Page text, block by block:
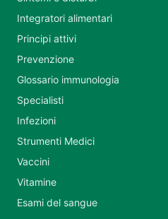
Integratori alimentari
Principi attivi
Prevenzione
Glossario immunologia
Specialisti
Infezioni
Strumenti Medici
Vaccini
Vitamine
Esami del sangue